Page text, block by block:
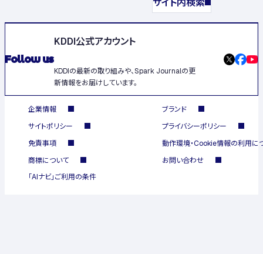
Follow us
KDDI公式アカウント
KDDIの最新の取り組みや、Spark Journalの更
新情報をお届けしています。
企業情報
ブランド
サイトポリシー
プライバシーポリシー
免責事項
動作環境・Cookie情報の利用に
商標について
お問い合わせ
「AIナビ」ご利用の条件